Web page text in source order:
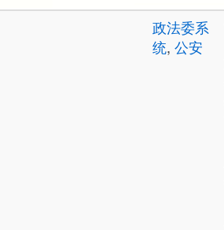
政法委系
统, 公安